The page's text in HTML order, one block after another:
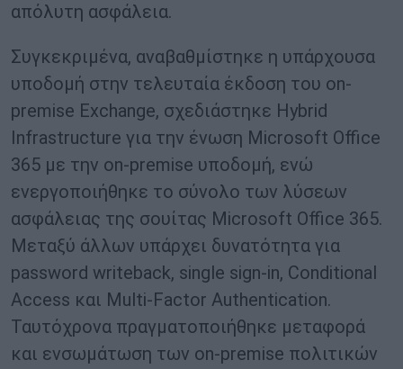
απόλυτη ασφάλεια.
Συγκεκριμένα, αναβαθμίστηκε η υπάρχουσα
υποδομή στην τελευταία έκδοση του on-
premise Exchange, σχεδιάστηκε Hybrid
Infrastructure για την ένωση Microsoft Office
365 με την on-premise υποδομή, ενώ
ενεργοποιήθηκε το σύνολο των λύσεων
ασφάλειας της σουίτας Microsoft Office 365.
Μεταξύ άλλων υπάρχει δυνατότητα για
password writeback, single sign-in, Conditional
Access και Multi-Factor Authentication.
Ταυτόχρονα πραγματοποιήθηκε μεταφορά
και ενσωμάτωση των on-premise πολιτικών